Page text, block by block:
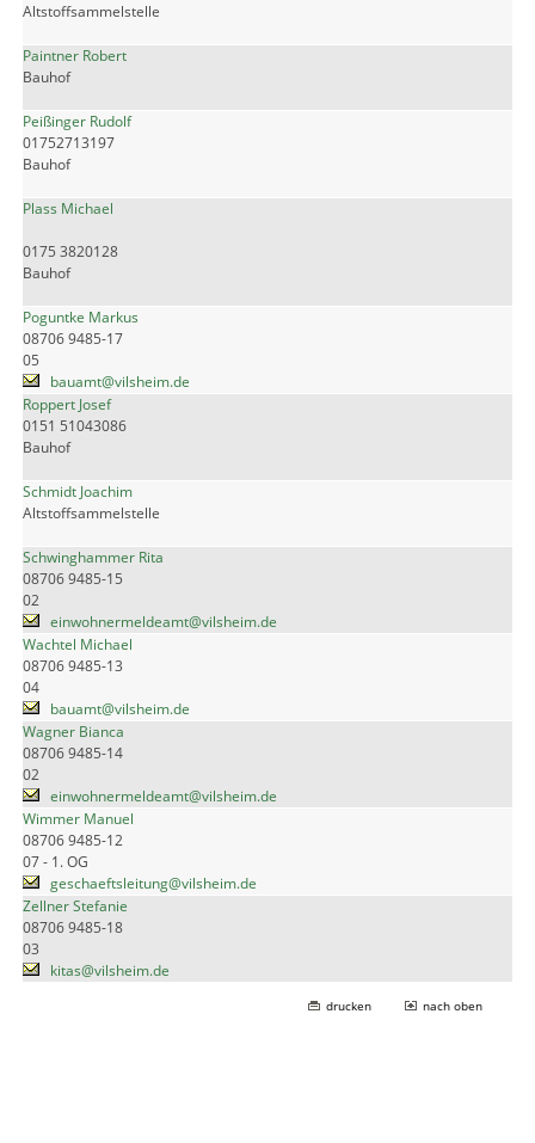
Altstoffsammelstelle
Paintner Robert
Bauhof
Peißinger Rudolf
01752713197
Bauhof
Plass Michael
0175 3820128
Bauhof
Poguntke Markus
08706 9485-17
05
bauamt@vilsheim.de
Roppert Josef
0151 51043086
Bauhof
Schmidt Joachim
Altstoffsammelstelle
Schwinghammer Rita
08706 9485-15
02
einwohnermeldeamt@vilsheim.de
Wachtel Michael
08706 9485-13
04
bauamt@vilsheim.de
Wagner Bianca
08706 9485-14
02
einwohnermeldeamt@vilsheim.de
Wimmer Manuel
08706 9485-12
07 - 1. OG
geschaeftsleitung@vilsheim.de
Zellner Stefanie
08706 9485-18
03
kitas@vilsheim.de
drucken nach oben